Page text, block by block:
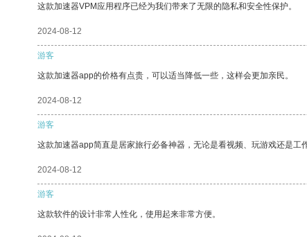
这款加速器VPM应用程序已经为我们带来了无限的隐私和安全性保护。
2024-08-12
游客
这款加速器app的价格有点贵，可以适当降低一些，这样会更加亲民。
2024-08-12
游客
这款加速器app简直是居家旅行必备神器，无论是看视频、玩游戏还是
2024-08-12
游客
这款软件的设计非常人性化，使用起来非常方便。